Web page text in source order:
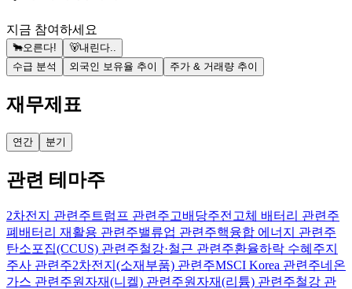
지금 참여하세요
🐂오른다! 🐻내린다..
수급 분석
외국인 보유율 추이 주가 & 거래량 추이
재무제표
연간 분기
관련 테마주
2차전지 관련주 트럼프 관련주고배당주전고체 배터리 관련주
폐배터리 재활용 관련주밸류업 관련주핵융합 에너지 관련주
탄소포집(CCUS) 관련주철강·철근 관련주환율하락 수혜주지
주사 관련주2차전지(소재부품) 관련주MSCI Korea 관련주네온
가스 관련주원자재(니켈) 관련주원자재(리튬) 관련주철강 관